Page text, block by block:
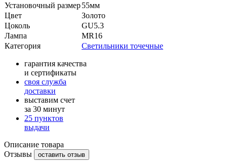
Установочный размер55мм
Цвет
Золото
Цоколь
GU5.3
Лампа
MR16
Категория
Светильники точечные
гарантия качества
и сертификаты
своя служба
доставки
выставим счет
за 30 минут
25 пунктов
выдачи
Описание товара
Отзывы
оставить отзыв